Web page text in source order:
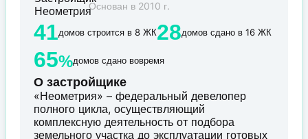
Основан в 2010 г.
41домов строится в 8 ЖК28домов сдано в 16 ЖК
65%домов сдано вовремя
О застройщике
«Неометрия» – федеральный девелопер
полного цикла, осуществляющий
комплексную деятельность от подбора
земельного участка до эксплуатации готовых